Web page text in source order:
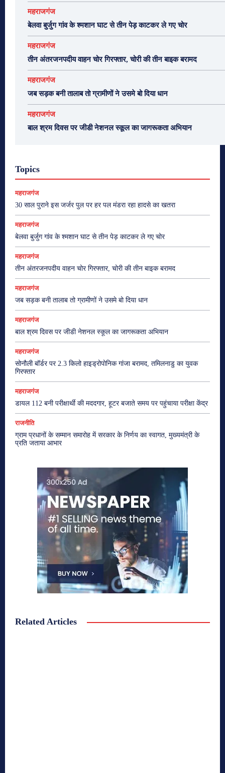
महराजगंज
बेलवा बुर्जुग गांव के श्मशान घाट से तीन पेड़ काटकर ले गए चोर
महराजगंज
तीन अंतरजनपदीय वाहन चोर गिरफ्तार, चोरी की तीन बाइक बरामद
महराजगंज
जब सड़क बनी तालाब तो ग्रामीणों ने उसमे बो दिया धान
महराजगंज
बाल श्रम दिवस पर जीडी नेशनल स्कूल का जागरूकता अभियान
Topics
महराजगंज
30 साल पुराने इस जर्जर पुल पर हर पल मंडरा रहा हादसे का खतरा
महराजगंज
बेलवा बुर्जुग गांव के श्मशान घाट से तीन पेड़ काटकर ले गए चोर
महराजगंज
तीन अंतरजनपदीय वाहन चोर गिरफ्तार, चोरी की तीन बाइक बरामद
महराजगंज
जब सड़क बनी तालाब तो ग्रामीणों ने उसमे बो दिया धान
महराजगंज
बाल श्रम दिवस पर जीडी नेशनल स्कूल का जागरूकता अभियान
महराजगंज
सोनौली बॉर्डर पर 2.3 किलो हाइड्रोपोनिक गांजा बरामद, तमिलनाडु का युवक
गिरफ्तार
महराजगंज
डायल 112 बनी परीक्षार्थी की मददगार, हूटर बजाते समय पर पहुंचाया परीक्षा केंद्र
राजनीति
ग्राम प्रधानों के सम्मान समारोह में सरकार के निर्णय का स्वागत, मुख्यमंत्री के
प्रति जताया आभार
Related Articles